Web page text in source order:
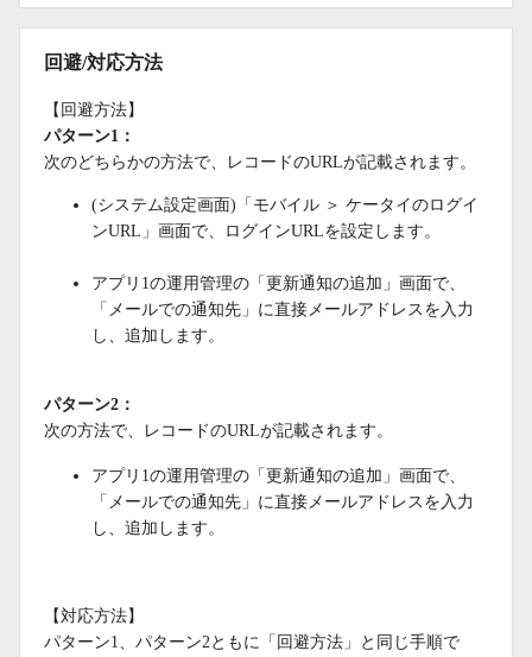
回避/対応方法
【回避方法】
パターン1：
次のどちらかの方法で、レコードのURLが記載されます。
(システム設定画面)「モバイル ＞ ケータイのログイ
ンURL」画面で、ログインURLを設定します。
アプリ1の運用管理の「更新通知の追加」画面で、
「メールでの通知先」に直接メールアドレスを入力
し、追加します。
パターン2：
次の方法で、レコードのURLが記載されます。
アプリ1の運用管理の「更新通知の追加」画面で、
「メールでの通知先」に直接メールアドレスを入力
し、追加します。
【対応方法】
パターン1、パターン2ともに「回避方法」と同じ手順で